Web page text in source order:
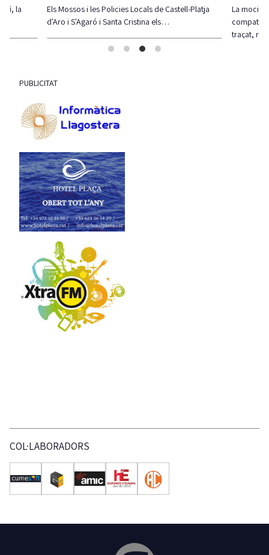
fi, la
Els Mossos i les Policies Locals de Castell-Platja
d'Aro i S'Agaró i Santa Cristina els…
La moció
traçat,
PUBLICITAT
COL·LABORADORS